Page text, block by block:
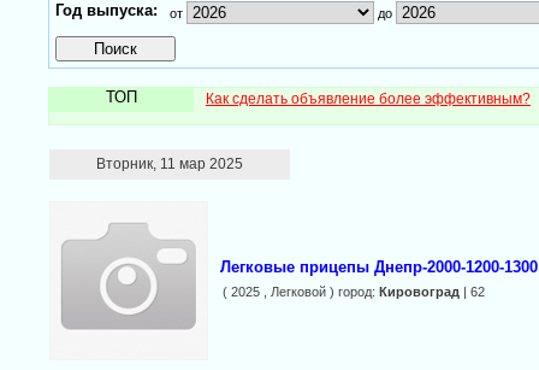
Год выпуска: от до
ТОП Как сделать объявление более эффективным?
Вторник, 11 мар 2025
Легковые прицепы Днепр-2000-1200-
( 2025 , Легковой ) город: Кировоград | 62